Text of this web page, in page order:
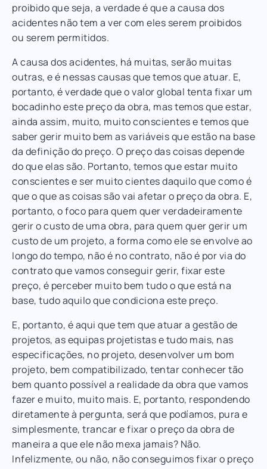
proibido que seja, a verdade é que a causa dos
acidentes não tem a ver com eles serem proibidos
ou serem permitidos.
A causa dos acidentes, há muitas, serão muitas
outras, e é nessas causas que temos que atuar. E,
portanto, é verdade que o valor global tenta fixar um
bocadinho este preço da obra, mas temos que estar,
ainda assim, muito, muito conscientes e temos que
saber gerir muito bem as variáveis que estão na base
da definição do preço. O preço das coisas depende
do que elas são. Portanto, temos que estar muito
conscientes e ser muito cientes daquilo que como é
que o que as coisas são vai afetar o preço da obra. E,
portanto, o foco para quem quer verdadeiramente
gerir o custo de uma obra, para quem quer gerir um
custo de um projeto, a forma como ele se envolve ao
longo do tempo, não é no contrato, não é por via do
contrato que vamos conseguir gerir, fixar este
preço, é perceber muito bem tudo o que está na
base, tudo aquilo que condiciona este preço.
E, portanto, é aqui que tem que atuar a gestão de
projetos, as equipas projetistas e tudo mais, nas
especificações, no projeto, desenvolver um bom
projeto, bem compatibilizado, tentar conhecer tão
bem quanto possível a realidade da obra que vamos
fazer e muito, muito mais. E, portanto, respondendo
diretamente à pergunta, será que podíamos, pura e
simplesmente, trancar e fixar o preço da obra de
maneira a que ele não mexa jamais? Não.
Infelizmente, ou não, não conseguimos fixar o preço